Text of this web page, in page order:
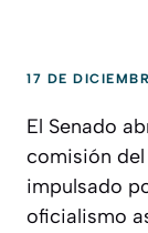
17 DE
El Senado
comisión
impulsado
oficialismo